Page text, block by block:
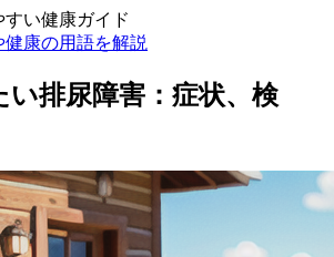
い健康ガイド
健康の用語を解説
排尿障害：症状、検